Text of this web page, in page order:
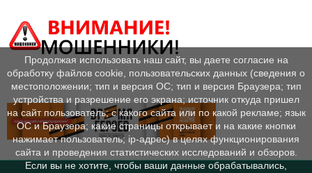
Продолжая использовать наш сайт, вы даете согласие на
обработку файлов cookie, пользовательских данных (сведения о
местоположении; тип и версия ОС; тип и версия Браузера; тип
устройства и разрешение его экрана; источник откуда пришел
на сайт пользователь; с какого сайта или по какой рекламе; язык
ОС и Браузера; какие страницы открывает и на какие кнопки
нажимает пользователь; ip-адрес) в целях функционирования
сайта и проведения статистических исследований и обзоров.
Если вы не хотите, чтобы ваши данные обрабатывались,